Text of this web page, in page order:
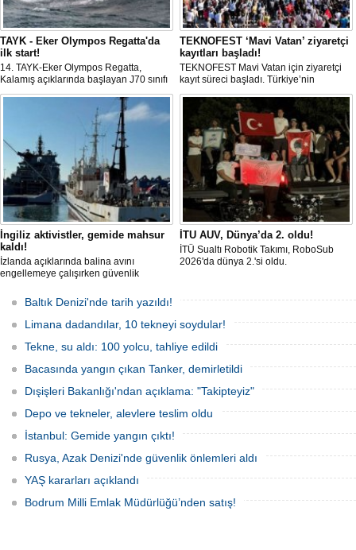
TAYK - Eker Olympos Regatta'da
ilk start!
14. TAYK-Eker Olympos Regatta,
Kalamış açıklarında başlayan J70 sınıfı
yarışlarıyla ilk startını verdi. İstanbul'u 10
gün boyunca yelken coşkusuyla
buluşturacak organizasyonun ilk
gününde 9 tekne rüzgârla buluştu.
TEKNOFEST ‘Mavi Vatan’ ziyaretçi
kayıtları başladı!
TEKNOFEST Mavi Vatan için ziyaretçi
kayıt süreci başladı. Türkiye’nin
denizcilik ve savunma teknolojilerine
odaklanan etkinliği, 20-23 Ağustos
tarihleri arasında Gölcük Tersanesi
Komutanlığı’nda gerçekleştirilecek.
İngiliz aktivistler, gemide mahsur
kaldı!
İzlanda açıklarında balina avını
engellemeye çalışırken güvenlik
protesto gemisindeki 21 çevre aktivisti,
günlerdir gemiden çıkmalarına izin
verilmediğini ve temel haklarının ihlal
edildiğini öne sürdü. Mürettebatta iki
Britanyalı aktivist de bulunuyor.
İTU AUV, Dünya’da 2. oldu!
İTÜ Sualtı Robotik Takımı, RoboSub
2026'da dünya 2.'si oldu.
Baltık Denizi'nde tarih yazıldı!
Limana dadandılar, 10 tekneyi soydular!
Tekne, su aldı: 100 yolcu, tahliye edildi
Bacasında yangın çıkan Tanker, demirletildi
Dışişleri Bakanlığı'ndan açıklama: "Takipteyiz"
Depo ve tekneler, alevlere teslim oldu
İstanbul: Gemide yangın çıktı!
Rusya, Azak Denizi'nde güvenlik önlemleri aldı
YAŞ kararları açıklandı
Bodrum Milli Emlak Müdürlüğü’nden satış!